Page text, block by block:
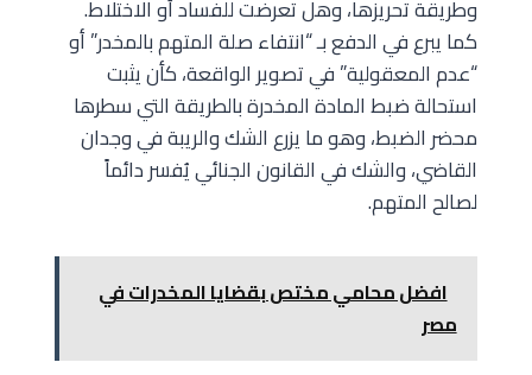
وطريقة تحريزها، وهل تعرضت للفساد أو الاختلاط.
كما يبرع في الدفع بـ “انتفاء صلة المتهم بالمخدر” أو
“عدم المعقولية” في تصوير الواقعة، كأن يثبت
استحالة ضبط المادة المخدرة بالطريقة التي سطرها
محضر الضبط، وهو ما يزرع الشك والريبة في وجدان
القاضي، والشك في القانون الجنائي يُفسر دائماً
لصالح المتهم.
افضل محامي مختص بقضايا المخدرات في
مصر